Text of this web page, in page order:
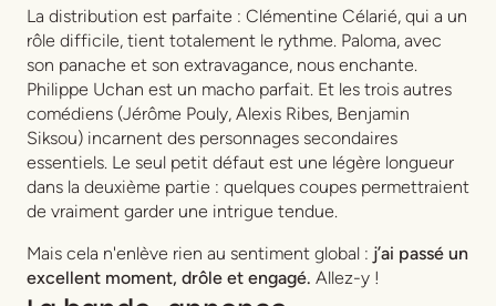
La distribution est parfaite : Clémentine Célarié, qui a un
rôle difficile, tient totalement le rythme. Paloma, avec
son panache et son extravagance, nous enchante.
Philippe Uchan est un macho parfait. Et les trois autres
comédiens (Jérôme Pouly, Alexis Ribes, Benjamin
Siksou) incarnent des personnages secondaires
essentiels. Le seul petit défaut est une légère longueur
dans la deuxième partie : quelques coupes permettraient
de vraiment garder une intrigue tendue.
Mais cela n'enlève rien au sentiment global : j’ai passé un
excellent moment, drôle et engagé. Allez-y !